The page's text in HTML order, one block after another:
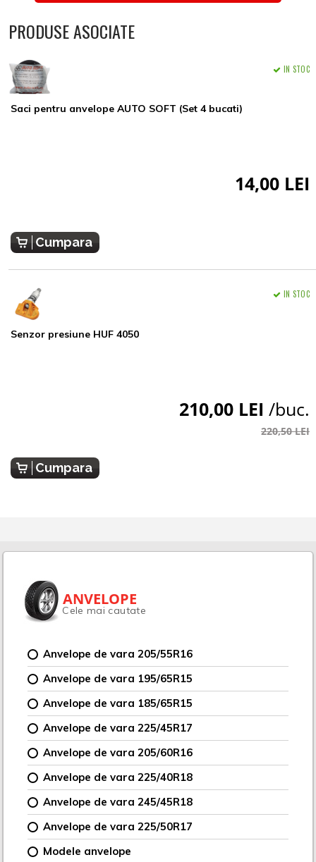
PRODUSE ASOCIATE
Saci pentru anvelope AUTO SOFT (Set 4 bucati)
IN STOC
14,00 LEI
Cumpara
Senzor presiune HUF 4050
IN STOC
210,00 LEI /buc.
220,50 LEI
Cumpara
ANVELOPE
Cele mai cautate
Anvelope de vara 205/55R16
Anvelope de vara 195/65R15
Anvelope de vara 185/65R15
Anvelope de vara 225/45R17
Anvelope de vara 205/60R16
Anvelope de vara 225/40R18
Anvelope de vara 245/45R18
Anvelope de vara 225/50R17
Modele anvelope